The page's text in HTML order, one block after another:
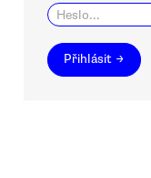
Přihlásit →